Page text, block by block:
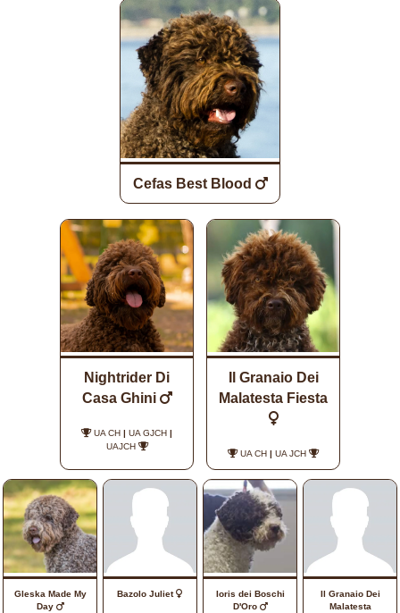
Cefas Best Blood
Nightrider Di
Casa Ghini
UA CH | UA GJCH |
UAJCH
Il Granaio Dei
Malatesta Fiesta
UA CH | UA JCH
Gleska Made My
Day
Bazolo Juliet
Ioris dei Boschi
D'Oro
Il Granaio Dei
Malatesta